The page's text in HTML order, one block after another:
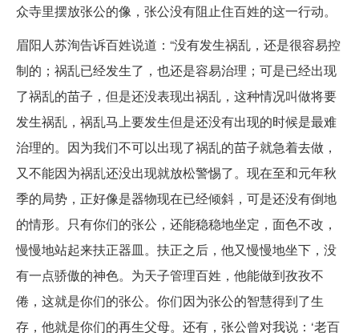
众寺里摆放张公的像，张公没有阻止住百姓的这一行动。
眉阳人苏洵告诉百姓说道：“没有发生祸乱，还是很容易控
制的；祸乱已经发生了，也还是容易治理；可是已经出现
了祸乱的苗子，但是还没表现出祸乱，这种情况叫做将要
发生祸乱，祸乱马上要发生但是还没有出现的时候是最难
治理的。因为我们不可以出现了祸乱的苗子就急着去做，
又不能因为祸乱还没出现就放松警惕了。现在至和元年秋
季的局势，正好像是器物现在已经倾斜，可是还没有倒地
的情形。只有你们的张公，还能稳稳地坐定，面色不改，
慢慢地站起来扶正器皿。扶正之后，他又慢慢地坐下，没
有一点骄傲的神色。为天子管理百姓，他能做到孜孜不
倦，这就是你们的张公。你们因为张公的智慧得到了生
存，他就是你们的再生父母。还有，张公曾对我说：‘老百